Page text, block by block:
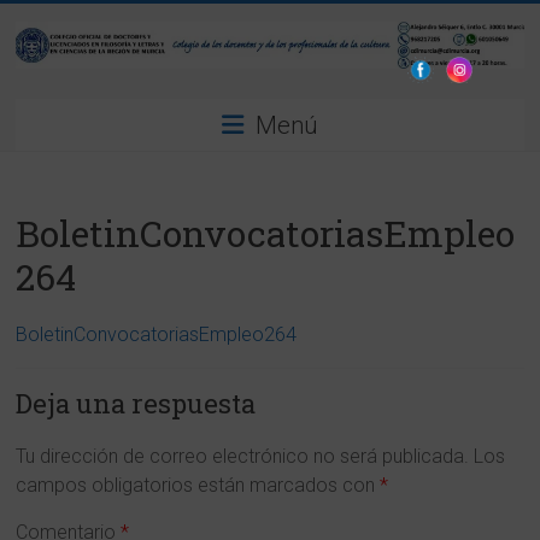
contenido
Doctores
y
Licenciados
en
Filosofía
y
Letras
Menú
BoletinConvocatoriasEmpleo
264
BoletinConvocatoriasEmpleo264
Deja una respuesta
Tu dirección de correo electrónico no será publicada. Los
campos obligatorios están marcados con*
Comentario*